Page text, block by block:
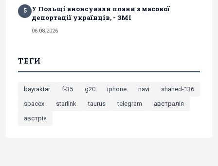
5
У Польщі анонсували плани з масової
депортації українців, - ЗМІ
06.08.2026
ТЕГИ
bayraktar f-35 g20 iphone navi
shahed-136
spacex
starlink taurus telegram
австралія
австрія